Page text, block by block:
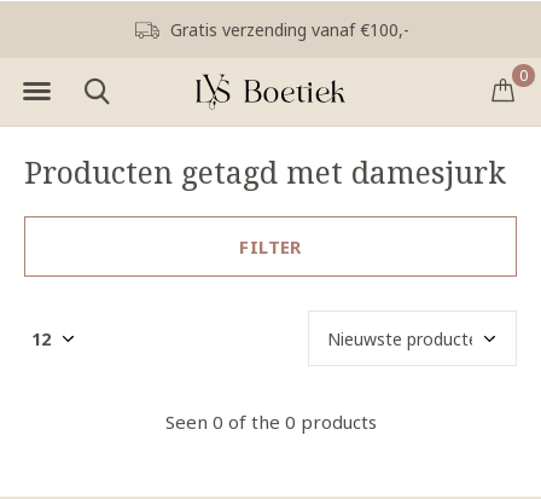
0
Gratis verzending vanaf €100,-
Producten getagd met damesjurk
FILTER
Seen 0 of the 0 products